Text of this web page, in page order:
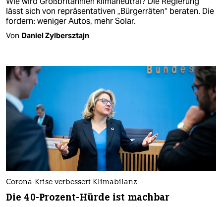
lässt sich von repräsentativen „Bürgerräten“ beraten. Die
fordern: weniger Autos, mehr Solar.
Von Daniel Zylbersztajn
Corona-Krise verbessert Klimabilanz
Die 40-Prozent-Hürde ist machbar